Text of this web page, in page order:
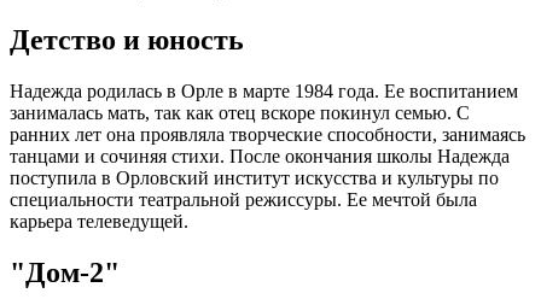
Детство и юность
Надежда родилась в Орле в марте 1984 года. Ее воспитанием
занималась мать, так как отец вскоре покинул семью. С
ранних лет она проявляла творческие способности, занимаясь
танцами и сочиняя стихи. После окончания школы Надежда
поступила в Орловский институт искусства и культуры по
специальности театральной режиссуры. Ее мечтой была
карьера телеведущей.
"Дом-2"